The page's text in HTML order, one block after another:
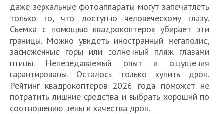
даже зеркальные фотоаппараты могут запечатлеть
только то, что доступно человеческому глазу.
Съемка с помощью квадрокоптеров убирает эти
границы. Можно увидеть иностранный мегаполис,
заснеженные горы или солнечный пляж глазами
птицы. Непередаваемый опыт и ощущения
гарантированы. Осталось только купить дрон.
Рейтинг квадрокоптеров 2026 года поможет не
потратить лишние средства и выбрать хороший по
соотношению цены и качества дрон.